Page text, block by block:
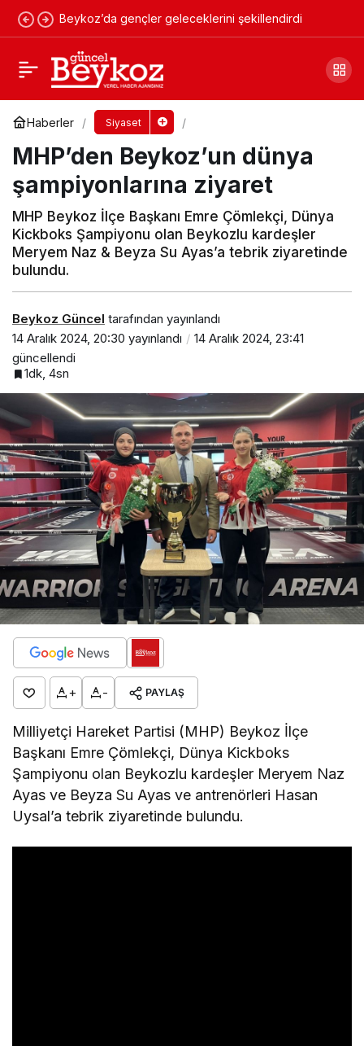
Beykoz’da gençler geleceklerini şekillendirdi
Haberler Siyaset
MHP’den Beykoz’un dünya
şampiyonlarına ziyaret
MHP Beykoz İlçe Başkanı Emre Çömlekçi, Dünya
Kickboks Şampiyonu olan Beykozlu kardeşler
Meryem Naz & Beyza Su Ayas’a tebrik ziyaretinde
bulundu.
Beykoz Güncel tarafından yayınlandı
14 Aralık 2024, 20:30 yayınlandı
14 Aralık 2024, 23:41
güncellendi
1dk, 4sn
+ - PAYLAŞ
Milliyetçi Hareket Partisi (MHP) Beykoz İlçe
Başkanı Emre Çömlekçi, Dünya Kickboks
Şampiyonu olan Beykozlu kardeşler Meryem Naz
Ayas ve Beyza Su Ayas ve antrenörleri Hasan
Uysal’a tebrik ziyaretinde bulundu.
AK Parti Beykoz ilçe başkan adayı Ayduğan
oldu
Yorum Yap Paylaş